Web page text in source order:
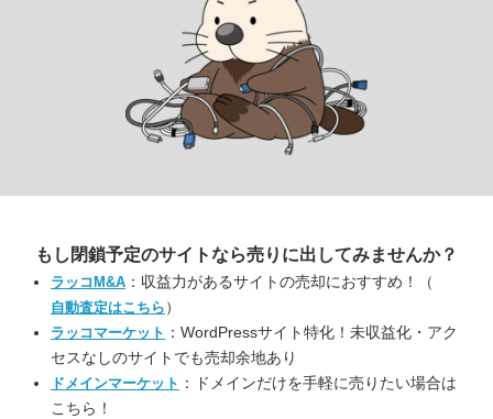
もし閉鎖予定のサイトなら売りに出してみませんか？
ラッコM&A ：収益力があるサイトの売却におすすめ！（
自動査定はこちら ）
ラッコマーケット ：WordPressサイト特化！未収益化・アク
セスなしのサイトでも売却余地あり
ドメインマーケット ：ドメインだけを手軽に売りたい場合は
こちら！